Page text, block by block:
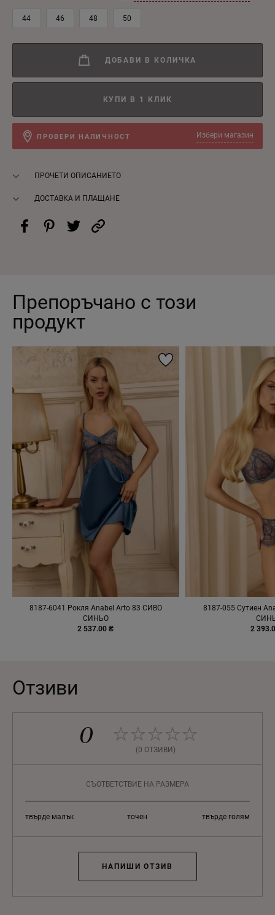
44 46 48 50
ДОБАВИ В КОЛИЧКА
КУПИ В 1 КЛИК
ПРОВЕРИ НАЛИЧНОСТ Избери магазин
ПРОЧЕТИ ОПИСАНИЕТО
ДОСТАВКА И ПЛАЩАНЕ
Препоръчано с този
продукт
8187-6041 Рокля Anabel Arto 83 СИВО
СИНЬО
2 537.00 ₴
8187-055 Сутиен
2
Отзиви
0
(0 ОТЗИВИ)
СЪОТВЕТСТВИЕ НА РАЗМЕРА
твърде малък точен твърде голям
НАПИШИ ОТЗИВ